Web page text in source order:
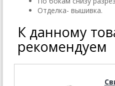
Отделка- вышивка.
К данному
рекомендуем